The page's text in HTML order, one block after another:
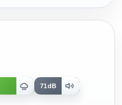
71dB